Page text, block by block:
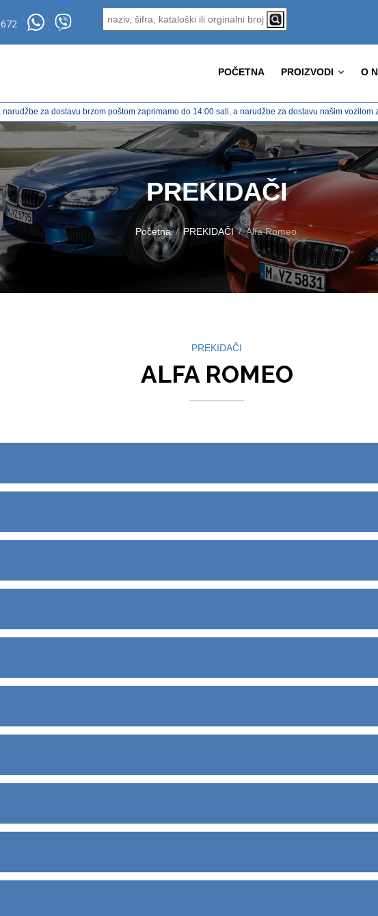
POČETNA PROIZVODI O
narudžbe za dostavu brzom poštom zaprimamo do 14:00 sati, a narudžbe za dostavu našim vozilom
PREKIDAČI
Početna PREKIDAČI Alfa Romeo
PREKIDAČI
ALFA ROMEO